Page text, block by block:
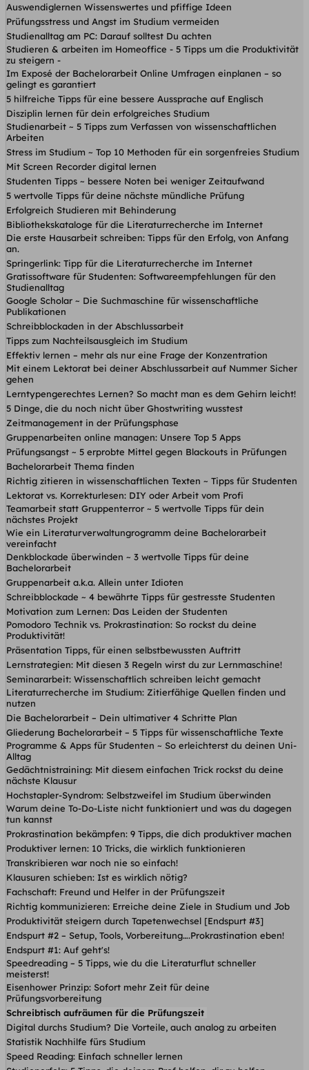
Auswendiglernen Wissenswertes und pfiffige Ideen
Prüfungsstress und Angst im Studium vermeiden
Studienalltag am PC: Darauf solltest Du achten
Studieren & arbeiten im Homeoffice - 5 Tipps um die Produktivität
zu steigern -
Im Exposé der Bachelorarbeit Online Umfragen einplanen – so
gelingt es garantiert
5 hilfreiche Tipps für eine bessere Aussprache auf Englisch
Disziplin lernen für dein erfolgreiches Studium
Studienarbeit ~ 5 Tipps zum Verfassen von wissenschaftlichen
Arbeiten
Stress im Studium ~ Top 10 Methoden für ein sorgenfreies Studium
Mit Screen Recorder digital lernen
Studenten Tipps ~ bessere Noten bei weniger Zeitaufwand
5 wertvolle Tipps für deine nächste mündliche Prüfung
Erfolgreich Studieren mit Behinderung
Bibliothekskataloge für die Literaturrecherche im Internet
Die erste Hausarbeit schreiben: Tipps für den Erfolg, von Anfang
an.
Springerlink: Tipp für die Literaturrecherche im Internet
Gratissoftware für Studenten: Softwareempfehlungen für den
Studienalltag
Google Scholar ~ Die Suchmaschine für wissenschaftliche
Publikationen
Schreibblockaden in der Abschlussarbeit
Tipps zum Nachteilsausgleich im Studium
Effektiv lernen – mehr als nur eine Frage der Konzentration
Mit einem Lektorat bei deiner Abschlussarbeit auf Nummer Sicher
gehen
Lerntypengerechtes Lernen? So macht man es dem Gehirn leicht!
5 Dinge, die du noch nicht über Ghostwriting wusstest
Zeitmanagement in der Prüfungsphase
Gruppenarbeiten online managen: Unsere Top 5 Apps
Prüfungsangst ~ 5 erprobte Mittel gegen Blackouts in Prüfungen
Bachelorarbeit Thema finden
Richtig zitieren in wissenschaftlichen Texten ~ Tipps für Studenten
Lektorat vs. Korrekturlesen: DIY oder Arbeit vom Profi
Teamarbeit statt Gruppenterror ~ 5 wertvolle Tipps für dein
nächstes Projekt
Wie ein Literaturverwaltungrogramm deine Bachelorarbeit
vereinfacht
Denkblockade überwinden ~ 3 wertvolle Tipps für deine
Bachelorarbeit
Gruppenarbeit a.k.a. Allein unter Idioten
Schreibblockade ~ 4 bewährte Tipps für gestresste Studenten
Motivation zum Lernen: Das Leiden der Studenten
Pomodoro Technik vs. Prokrastination: So rockst du deine
Produktivität!
Präsentation Tipps, für einen selbstbewussten Auftritt
Lernstrategien: Mit diesen 3 Regeln wirst du zur Lernmaschine!
Seminararbeit: Wissenschaftlich schreiben leicht gemacht
Literaturrecherche im Studium: Zitierfähige Quellen finden und
nutzen
Die Bachelorarbeit – Dein ultimativer 4 Schritte Plan
Gliederung Bachelorarbeit – 5 Tipps für wissenschaftliche Texte
Programme & Apps für Studenten ~ So erleichterst du deinen Uni-
Alltag
Gedächtnistraining: Mit diesem einfachen Trick rockst du deine
nächste Klausur
Hochstapler-Syndrom: Selbstzweifel im Studium überwinden
Warum deine To-Do-Liste nicht funktioniert und was du dagegen
tun kannst
Prokrastination bekämpfen: 9 Tipps, die dich produktiver machen
Produktiver lernen: 10 Tricks, die wirklich funktionieren
Transkribieren war noch nie so einfach!
Klausuren schieben: Ist es wirklich nötig?
Fachschaft: Freund und Helfer in der Prüfungszeit
Richtig kommunizieren: Erreiche deine Ziele in Studium und Job
Produktivität steigern durch Tapetenwechsel [Endspurt #3]
Endspurt #2 – Setup, Tools, Vorbereitung….Prokrastination eben!
Endspurt #1: Auf geht's!
Speedreading – 5 Tipps, wie du die Literaturflut schneller
meisterst!
Eisenhower Prinzip: Sofort mehr Zeit für deine
Prüfungsvorbereitung
Schreibtisch aufräumen für die Prüfungszeit
Digital durchs Studium? Die Vorteile, auch analog zu arbeiten
Statistik Nachhilfe fürs Studium
Speed Reading: Einfach schneller lernen